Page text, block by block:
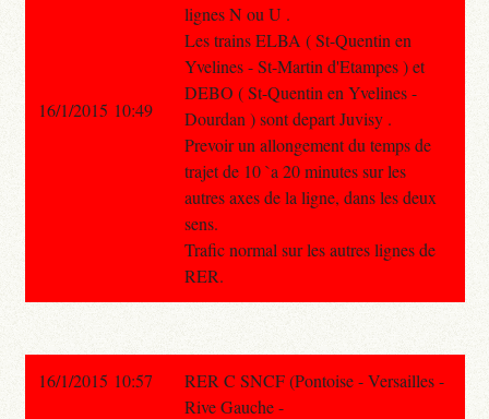
lignes N ou U .
Les trains ELBA ( St-Quentin en
Yvelines - St-Martin d'Etampes ) et
DEBO ( St-Quentin en Yvelines -
Dourdan ) sont depart Juvisy .
Prevoir un allongement du temps de
trajet de 10 `a 20 minutes sur les
autres axes de la ligne, dans les deux
sens.
Trafic normal sur les autres lignes de
RER.
16/1/2015 10:49
16/1/2015 10:57
RER C SNCF (Pontoise - Versailles -
Rive Gauche -